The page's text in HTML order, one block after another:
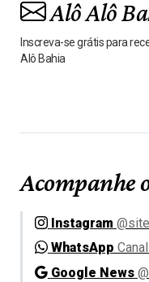
Alô Alô
Inscreva-se grátis para
Alô Bahia
Acompanhe
Instagram
WhatsApp
Google News